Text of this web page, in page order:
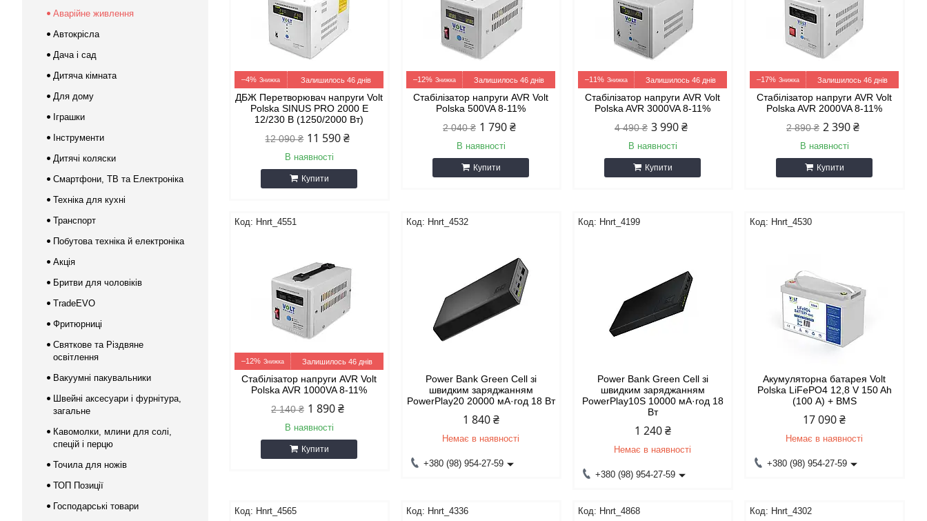
–4% Залишилось 46 днів
ДБЖ Перетворювач напруги Volt
Polska SINUS PRO 2000 E
12/230 В (1250/2000 Вт)
12 090 ₴ 11 590 ₴
В наявності
Купити
–12% Залишилось 46 днів
Стабілізатор напруги AVR Volt
Polska 500VA 8-11%
2 040 ₴ 1 790 ₴
В наявності
Купити
–11% Залишилось 46 днів
Стабілізатор напруги AVR Volt
Polska AVR 3000VA 8-11%
4 490 ₴ 3 990 ₴
В наявності
Купити
–17% Залишилось 46 днів
Стабілізатор напруги AVR Volt
Polska AVR 2000VA 8-11%
2 890 ₴ 2 390 ₴
В наявності
Купити
Hnrt_4551
–12% Залишилось 46 днів
Стабілізатор напруги AVR Volt
Polska AVR 1000VA 8-11%
2 140 ₴ 1 890 ₴
В наявності
Купити
Hnrt_4532
Power Bank Green Cell зі
швидким заряджанням
PowerPlay20 20000 мА·год 18 Вт
1 840 ₴
Немає в наявності
+380 (98) 954-27-59
Hnrt_4199
Power Bank Green Cell зі
швидким заряджанням
PowerPlay10S 10000 мА·год 18
Вт
1 240 ₴
Немає в наявності
+380 (98) 954-27-59
Hnrt_4530
Акумуляторна батарея Volt
Polska LiFePO4 12,8 V 150 Ah
(100 А) + BMS
17 090 ₴
Немає в наявності
+380 (98) 954-27-59
Hnrt_4565 Hnrt_4336 Hnrt_4868 Hnrt_4302
Аварійне живлення
Автокрісла
Дача і сад
Дитяча кімната
Для дому
Іграшки
Інструменти
Дитячі коляски
Смартфони, ТВ та Електроніка
Техніка для кухні
Транспорт
Побутова техніка й електроніка
Акція
Бритви для чоловіків
TradeEVO
Фритюрниці
Святкове та Різдвяне
освітлення
Вакуумні пакувальники
Швейні аксесуари і фурнітура,
загальне
Кавомолки, млини для солі,
спецій і перцю
Точила для ножів
ТОП Позиції
Господарські товари